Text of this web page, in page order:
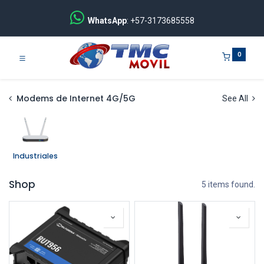
WhatsApp: +57-3173685558
0
Modems de Internet 4G/5G See All
Industriales
Shop 5 items found.